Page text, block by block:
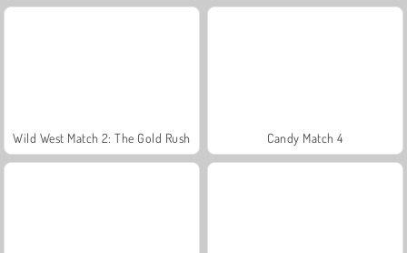
Wild West Match 2: The Gold Rush Candy Match 4